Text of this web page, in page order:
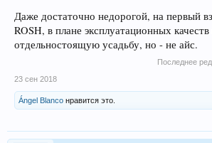
Даже достаточно недорогой, на первый
ROSH, в плане эксплуатационных
отдельностоящую усадьбу, но - не айс.
Последнее
23 сен 2018
Ángel Blanco нравится это.